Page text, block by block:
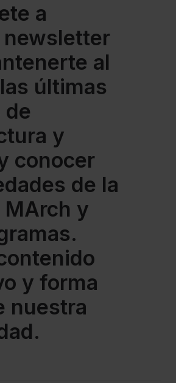
a
al
últimas
de
y
conocer
de la
MArch y
y forma
nuestra